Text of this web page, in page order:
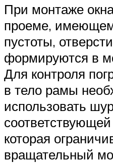
При монтаже
проеме,
пустоты,
формируются в
Для контроля
в тело рамы
использовать
которая
вращательный